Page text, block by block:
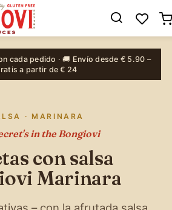
cada pedido · 🚚 Envío desde € 5.90 –
a partir de € 24
· MARINARA
in the Bongiovi
con salsa
Marinara